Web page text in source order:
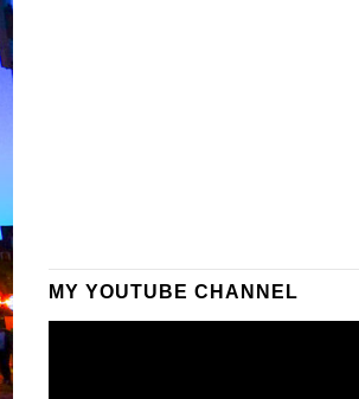
MY YOUTUBE CHANNEL